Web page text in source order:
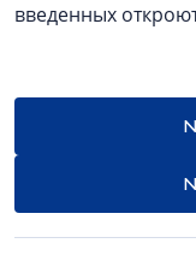
введенных